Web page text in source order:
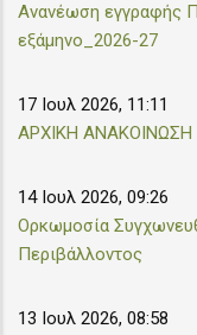
Aνανέωση εγγραφής
εξάμηνο_2026-27
17 Ιουλ 2026, 11:11
ΑΡΧΙΚΗ ΑΝΑΚΟΙΝΩΣΗ
14 Ιουλ 2026, 09:26
Ορκωμοσία
Περιβάλλοντος
13 Ιουλ 2026, 08:58